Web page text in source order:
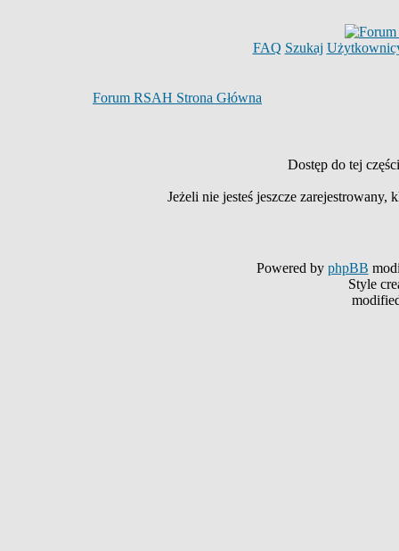
FAQ Szukaj
Forum RSAH Strona Główna
Dostęp do tej
Jeżeli nie jesteś jeszcze zarejestrowany,
Powered by phpBB
Style